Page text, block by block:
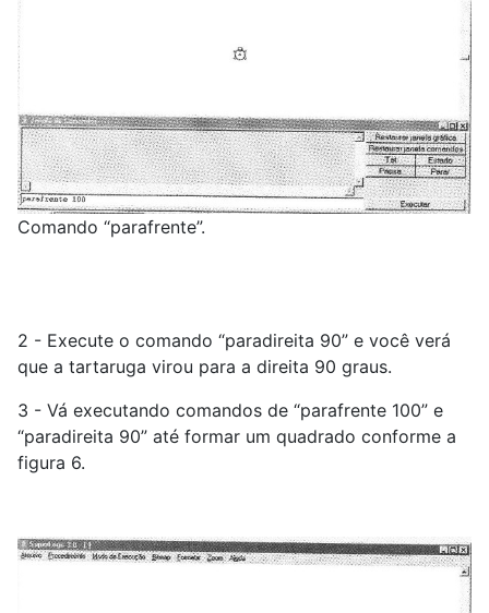
Comando “parafrente”.
2 - Execute o comando “paradireita 90” e você verá
que a tartaruga virou para a direita 90 graus.
3 - Vá executando comandos de “parafrente 100” e
“paradireita 90” até formar um quadrado conforme a
figura 6.